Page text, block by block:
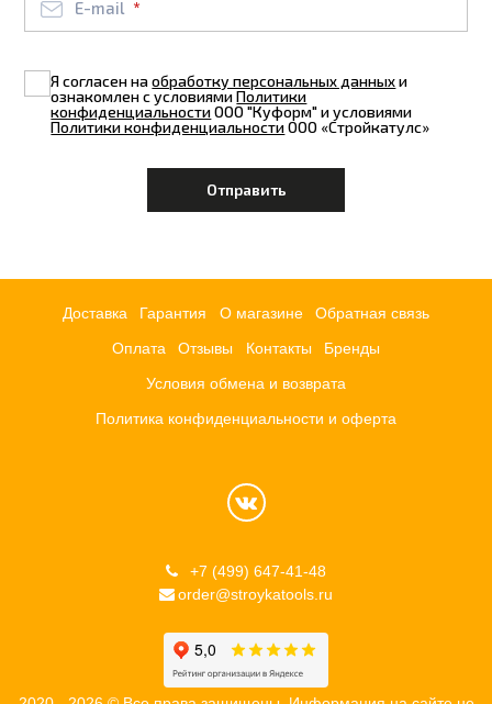
E-mail
Я согласен наобработку персональных данныхи
ознакомлен с условиямиПолитики
конфиденциальностиООО "Куформ" и условиями
Политики конфиденциальностиООО «Стройкатулс»
Доставка Гарантия О магазине Обратная связь
Оплата Отзывы Контакты Бренды
Условия обмена и возврата
Политика конфиденциальности и оферта
+7 (499) 647-41-48
order@stroykatools.ru